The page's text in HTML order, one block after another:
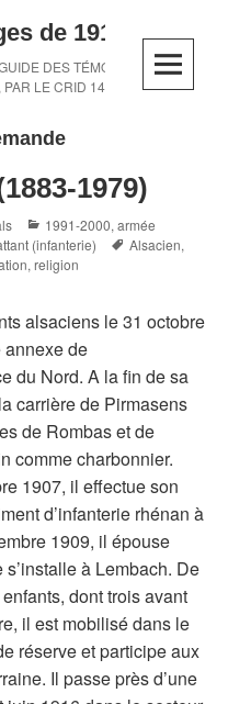
de 1914-1918
DES TÉMOINS DE LA
LE CRID 14-18
1979)
Categories
1991-2000,armée
(infanterie) Tags
Alsacien,
,religion
alsaciens le 31 octobre
annexe de
du Nord. A la fin de sa
carrière de Pirmasens
de Rombas et de
comme charbonnier.
1907, il effectue son
d’infanterie rhénan à
1909, il épouse
à Lembach. De
dont trois avant
il est mobilisé dans le
réserve et participe aux
Il passe près d’une